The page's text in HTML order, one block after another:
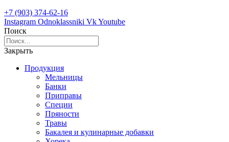
+7 (903) 374-62-16
Instagram Odnoklassniki VkYoutube
Поиск
Закрыть
Продукция
Мельницы
Банки
Приправы
Специи
Пряности
Травы
Бакалея и кулинарные добавки